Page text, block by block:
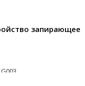
запирающее